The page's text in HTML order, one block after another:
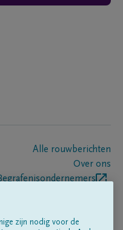
Alle rouwberichten
Over ons
zijn nodig voor de